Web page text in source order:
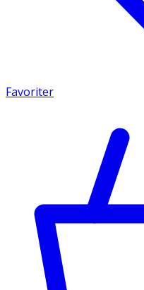
Favoriter